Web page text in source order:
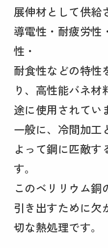
展伸材として供給
導電性・耐疲労性
性・
耐食性などの特性
り、高性能バネ材
途に使用されてい
一般に、冷間加工
よって鋼に匹敵す
す。
このベリリウム銅
引き出すために欠
切な熱処理です。